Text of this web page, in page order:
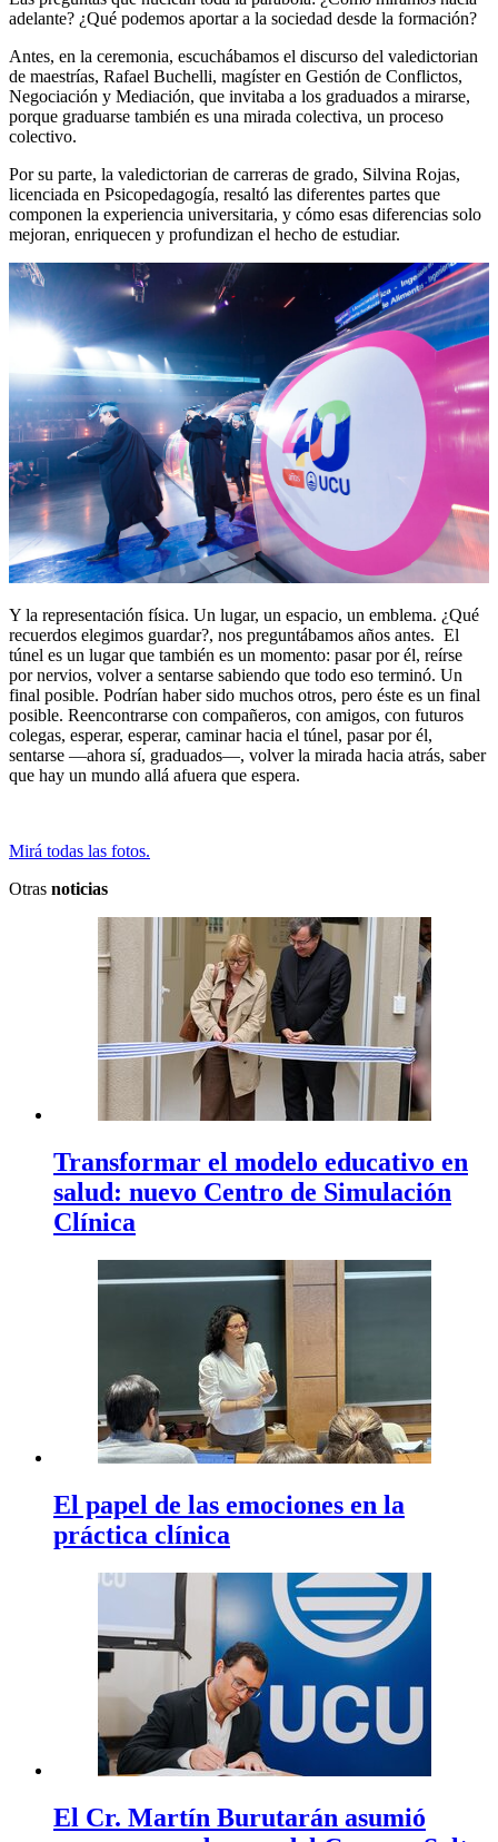
adelante? ¿Qué podemos aportar a la sociedad desde la formación?
Antes, en la ceremonia, escuchábamos el discurso del valedictorian
de maestrías, Rafael Buchelli, magíster en Gestión de Conflictos,
Negociación y Mediación, que invitaba a los graduados a mirarse,
porque graduarse también es una mirada colectiva, un proceso
colectivo.
Por su parte, la valedictorian de carreras de grado, Silvina Rojas,
licenciada en Psicopedagogía, resaltó las diferentes partes que
componen la experiencia universitaria, y cómo esas diferencias solo
mejoran, enriquecen y profundizan el hecho de estudiar.
Y la representación física. Un lugar, un espacio, un emblema. ¿Qué
recuerdos elegimos guardar?, nos preguntábamos años antes. El
túnel es un lugar que también es un momento: pasar por él, reírse
por nervios, volver a sentarse sabiendo que todo eso terminó. Un
final posible. Podrían haber sido muchos otros, pero éste es un final
posible. Reencontrarse con compañeros, con amigos, con futuros
colegas, esperar, esperar, caminar hacia el túnel, pasar por él,
sentarse —ahora sí, graduados—, volver la mirada hacia atrás, saber
que hay un mundo allá afuera que espera.
Mirá todas las fotos.
Otras noticias
Transformar el modelo educativo en
salud: nuevo Centro de Simulación
Clínica
El papel de las emociones en la
práctica clínica
El Cr. Martín Burutarán asumió